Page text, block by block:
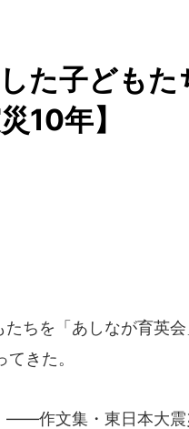
た子ども
10年】
ちを「あしなが育英
きた。
作文集・東日本大震